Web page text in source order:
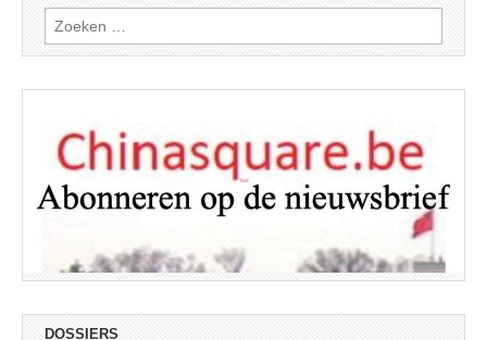
Zoeken
naar:
DOSSIERS